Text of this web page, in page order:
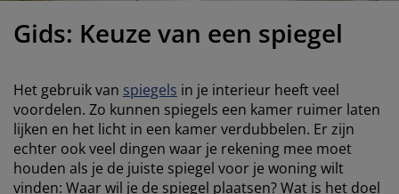
en accessoires
en strijken
Gids: Keuze van een spiegel
Het gebruik van spiegels in je interieur heeft veel
voordelen. Zo kunnen spiegels een kamer ruimer laten
lijken en het licht in een kamer verdubbelen. Er zijn
echter ook veel dingen waar je rekening mee moet
houden als je de juiste spiegel voor je woning wilt
vinden: Waar wil je de spiegel plaatsen? Wat is het doel